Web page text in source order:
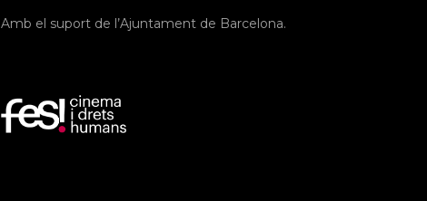
Amb el suport de l’Ajuntament de Barcelona.